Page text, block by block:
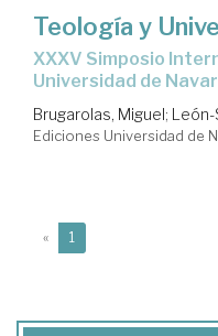
Teología y
XXXV Simposio Internacional de Teología de la
Universidad de
Brugarolas, Miguel; León-
Ediciones Universidad de
« 1